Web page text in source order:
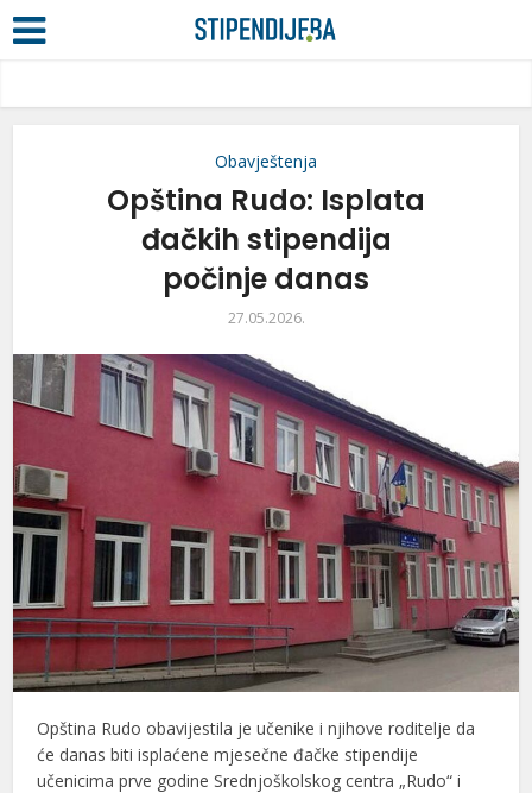
Obavještenja
Opština Rudo: Isplata
đačkih stipendija
počinje danas
27.05.2026.
Opština Rudo obavijestila je učenike i njihove roditelje da
će danas biti isplaćene mjesečne đačke stipendije
učenicima prve godine Srednjoškolskog centra „Rudo“ i